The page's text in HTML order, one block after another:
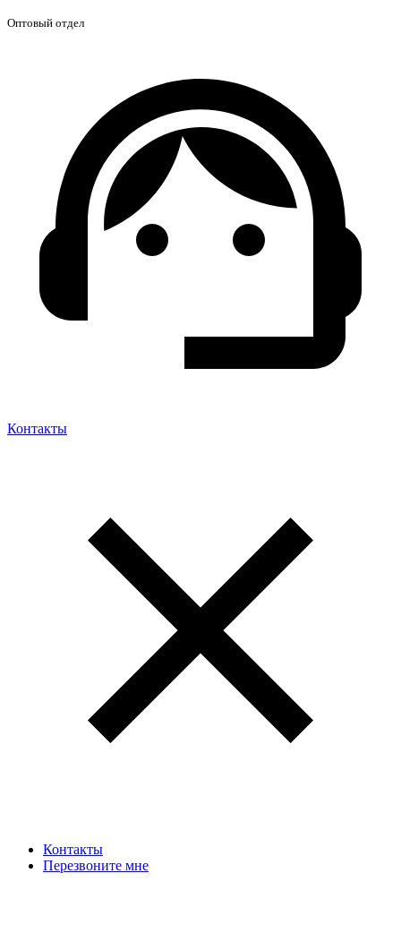
Оптовый отдел
Контакты
Контакты
Перезвоните мне